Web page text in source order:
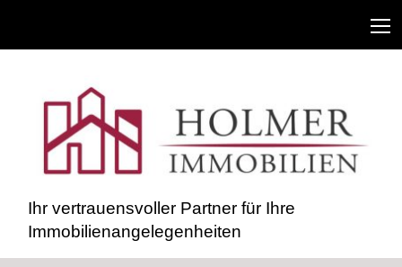
Ihr vertrauensvoller Partner für Ihre
Immobilienangelegenheiten